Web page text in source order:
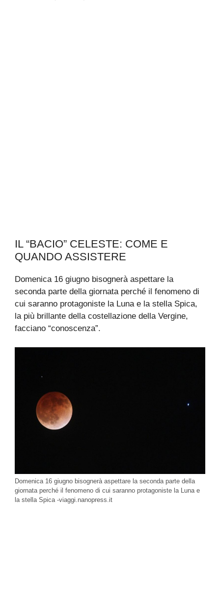
IL “BACIO” CELESTE: COME E
QUANDO ASSISTERE
Domenica 16 giugno bisognerà aspettare la
seconda parte della giornata perché il fenomeno di
cui saranno protagoniste la Luna e la stella Spica,
la più brillante della costellazione della Vergine,
facciano “conoscenza”.
Domenica 16 giugno bisognerà aspettare la seconda parte della
giornata perché il fenomeno di cui saranno protagoniste la Luna e
la stella Spica -viaggi.nanopress.it